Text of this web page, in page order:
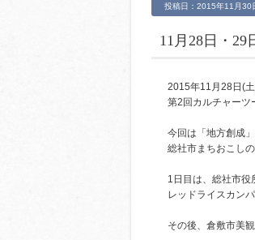
投稿日：2015年11月30
11月28日・
2015年11月28日(
第2回カルチャーツ
今回は「地方創成
総社市まちおこし
1日目は、総社市役
レッドライスカン
その後、倉敷市美